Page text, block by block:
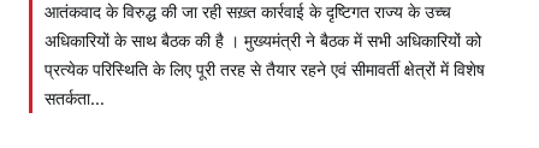
आतंकवाद के विरुद्ध की जा रही सख़्त कार्रवाई के दृष्टिगत राज्य के उच्च
अधिकारियों के साथ बैठक की है । मुख्यमंत्री ने बैठक में सभी अधिकारियों को
प्रत्येक परिस्थिति के लिए पूरी तरह से तैयार रहने एवं सीमावर्ती क्षेत्रों में विशेष
सतर्कता…